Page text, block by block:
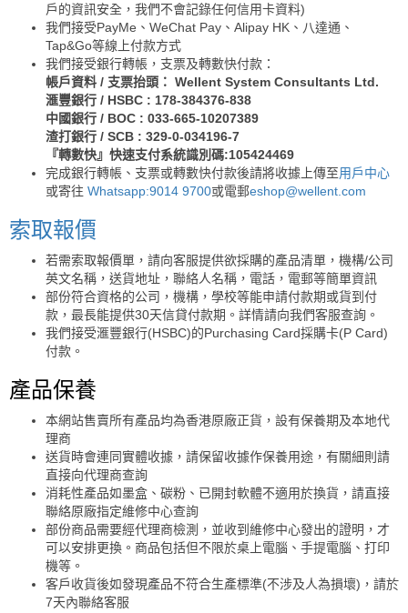
戶的資訊安全，我們不會記錄任何信用卡資料)
我們接受PayMe、WeChat Pay、Alipay HK、八達通、
Tap&Go等線上付款方式
我們接受銀行轉帳，支票及轉數快付款：
帳戶資料 / 支票抬頭： Wellent System Consultants Ltd.
滙豐銀行 / HSBC : 178-384376-838
中國銀行 / BOC : 033-665-10207389
渣打銀行 / SCB : 329-0-034196-7
『轉數快』快速支付系統識別碼:105424469
完成銀行轉帳、支票或轉數快付款後請將收據上傳至用戶中心
或寄往 Whatsapp:9014 9700或電郵eshop@wellent.com
索取報價
若需索取報價單，請向客服提供欲採購的產品清單，機構/公司
英文名稱，送貨地址，聯絡人名稱，電話，電郵等簡單資訊
部份符合資格的公司，機構，學校等能申請付款期或貨到付
款，最長能提供30天信貸付款期。詳情請向我們客服查詢。
我們接受滙豐銀行(HSBC)的Purchasing Card採購卡(P Card)
付款。
產品保養
本網站售賣所有產品均為香港原廠正貨，設有保養期及本地代
理商
送貨時會連同實體收據，請保留收據作保養用途，有關細則請
直接向代理商查詢
消耗性產品如墨盒、碳粉、已開封軟體不適用於換貨，請直接
聯絡原廠指定維修中心查詢
部份商品需要經代理商檢測，並收到維修中心發出的證明，才
可以安排更換。商品包括但不限於桌上電腦、手提電腦、打印
機等。
客戶收貨後如發現產品不符合生產標準(不涉及人為損壞)，請於
7天內聯絡客服